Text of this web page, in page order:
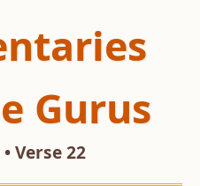
Gurus
Verse 22